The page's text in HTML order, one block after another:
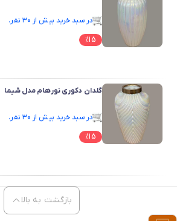
در سبد خرید بیش از ۳۰ نفر.
%15
گلدان دکوری نورهام مدل شیما
در سبد خرید بیش از ۳۰ نفر.
%15
بازگشت به بالا